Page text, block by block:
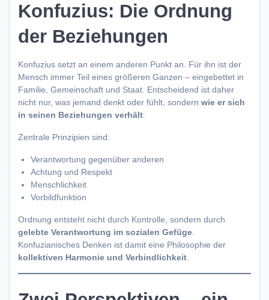
Konfuzius: Die Ordnung
der Beziehungen
Konfuzius setzt an einem anderen Punkt an. Für ihn ist der
Mensch immer Teil eines größeren Ganzen – eingebettet in
Familie, Gemeinschaft und Staat. Entscheidend ist daher
nicht nur, was jemand denkt oder fühlt, sondern wie er sich
in seinen Beziehungen verhält.
Zentrale Prinzipien sind:
Verantwortung gegenüber anderen
Achtung und Respekt
Menschlichkeit
Vorbildfunktion
Ordnung entsteht nicht durch Kontrolle, sondern durch
gelebte Verantwortung im sozialen Gefüge.
Konfuzianisches Denken ist damit eine Philosophie der
kollektiven Harmonie und Verbindlichkeit.